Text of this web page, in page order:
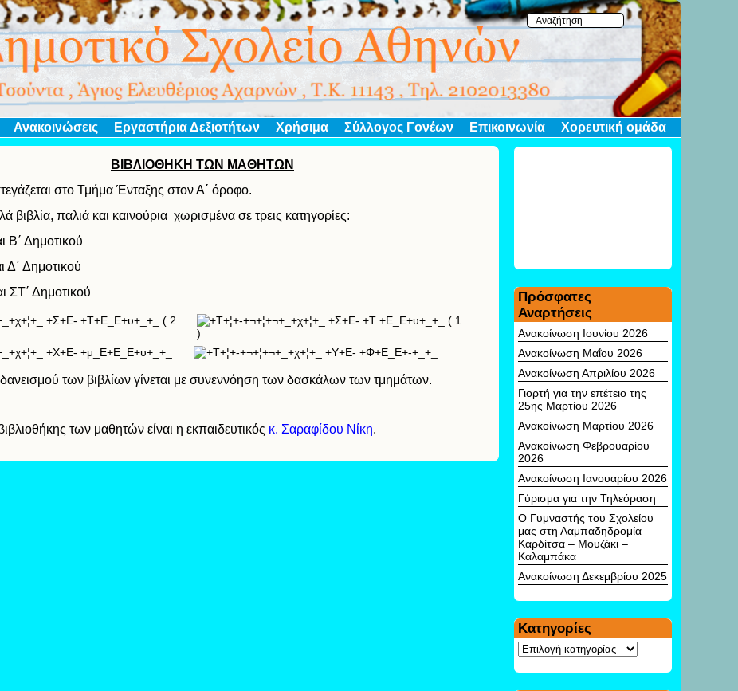
Ανακοινώσεις Εργαστήρια Δεξιοτήτων Χρήσιμα Σύλλογος Γονέων Επικοινωνία Χορευτική ομάδα
ΒΙΒΛΙΟΘΗΚΗ ΤΩΝ ΜΑΘΗΤΩΝ
στο Τμήμα Ένταξης στον Α΄ όροφο.
βιβλία, παλιά και καινούρια χωρισμένα σε τρεις κατηγορίες:
Β΄ Δημοτικού
Δ΄ Δημοτικού
ΣΤ΄ Δημοτικού
των βιβλίων γίνεται με συνεννόηση των δασκάλων των τμημάτων.
των μαθητών είναι η εκπαιδευτικός κ. Σαραφίδου Νίκη.
Πρόσφατες
Αναρτήσεις
Ανακοίνωση Ιουνίου 2026
Ανακοίνωση Μαΐου 2026
Ανακοίνωση Απριλίου 2026
Γιορτή για την επέτειο της
25ης Μαρτίου 2026
Ανακοίνωση Μαρτίου 2026
Ανακοίνωση Φεβρουαρίου
2026
Ανακοίνωση Ιανουαρίου 2026
Γύρισμα για την Τηλεόραση
Ο Γυμναστής του Σχολείου
μας στη Λαμπαδηδρομία
Καρδίτσα – Μουζάκι –
Καλαμπάκα
Ανακοίνωση Δεκεμβρίου 2025
Kατηγορίες
Kατηγορίες